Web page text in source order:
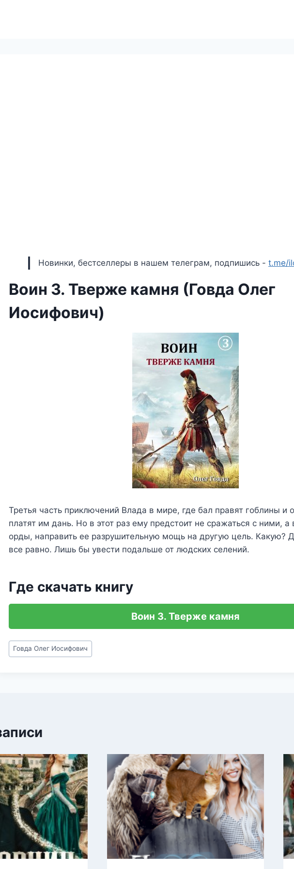
Новинки, бестселлеры в нашем телеграм, подпишись - t.me/
Воин 3. Тверже камня (Говда Олег
Иосифович)
Третья часть приключений Влада в мире, где бал правят гоблины и
платят им дань. Но в этот раз ему предстоит не сражаться с ними, а
орды, направить ее разрушительную мощь на другую цель. Какую?
все равно. Лишь бы увести подальше от людских селений.
Где скачать книгу
Воин 3. Тверже камня
Метки
записи:
Говда Олег Иосифович